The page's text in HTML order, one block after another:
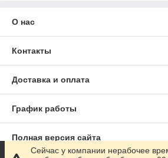
О нас
Контакты
Доставка и оплата
График работы
Полная версия сайта
Сейчас у компании нерабочее